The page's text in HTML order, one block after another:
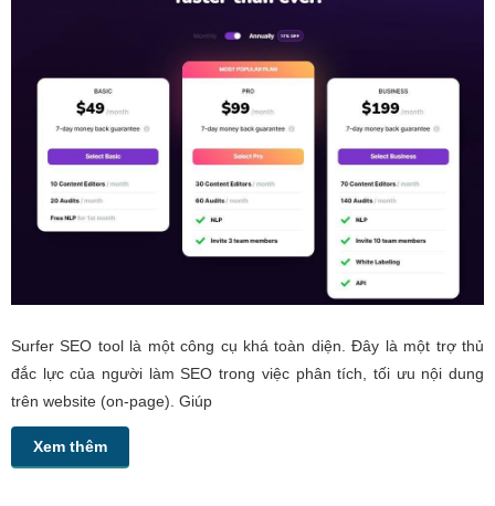
Surfer SEO tool là một công cụ khá toàn diện. Đây là một trợ thủ
đắc lực của người làm SEO trong việc phân tích, tối ưu nội dung
trên website (on-page). Giúp
Xem thêm